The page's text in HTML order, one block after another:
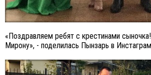
«Поздравляем ребят с крестинами
Мирону», - поделилась Пынзарь в